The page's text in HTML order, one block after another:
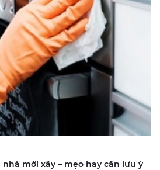
mới xây – mẹo hay cần lưu ý